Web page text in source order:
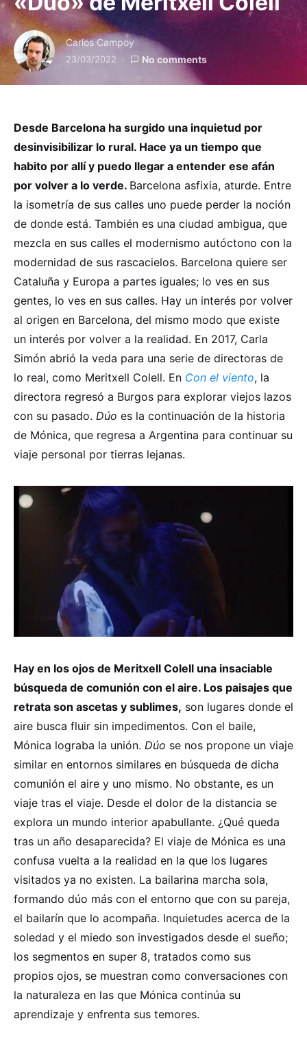
Carlos Campoy
23/03/2022 No comments
Desde Barcelona ha surgido una inquietud por
desinvisibilizar lo rural. Hace ya un tiempo que
habito por allí y puedo llegar a entender ese afán
por volver a lo verde. Barcelona asfixia, aturde. Entre
la isometría de sus calles uno puede perder la noción
de donde está. También es una ciudad ambigua, que
mezcla en sus calles el modernismo autóctono con la
modernidad de sus rascacielos. Barcelona quiere ser
Cataluña y Europa a partes iguales; lo ves en sus
gentes, lo ves en sus calles. Hay un interés por volver
al origen en Barcelona, del mismo modo que existe
un interés por volver a la realidad. En 2017, Carla
Simón abrió la veda para una serie de directoras de
lo real, como Meritxell Colell. En Con el viento, la
directora regresó a Burgos para explorar viejos lazos
con su pasado. Dúo es la continuación de la historia
de Mónica, que regresa a Argentina para continuar su
viaje personal por tierras lejanas.
Hay en los ojos de Meritxell Colell una insaciable
búsqueda de comunión con el aire. Los paisajes que
retrata son ascetas y sublimes, son lugares donde el
aire busca fluir sin impedimentos. Con el baile,
Mónica lograba la unión. Dúo se nos propone un viaje
similar en entornos similares en búsqueda de dicha
comunión el aire y uno mismo. No obstante, es un
viaje tras el viaje. Desde el dolor de la distancia se
explora un mundo interior apabullante. ¿Qué queda
tras un año desaparecida? El viaje de Mónica es una
confusa vuelta a la realidad en la que los lugares
visitados ya no existen. La bailarina marcha sola,
formando dúo más con el entorno que con su pareja,
el bailarín que lo acompaña. Inquietudes acerca de la
soledad y el miedo son investigados desde el sueño;
los segmentos en super 8, tratados como sus
propios ojos, se muestran como conversaciones con
la naturaleza en las que Mónica continúa su
aprendizaje y enfrenta sus temores.